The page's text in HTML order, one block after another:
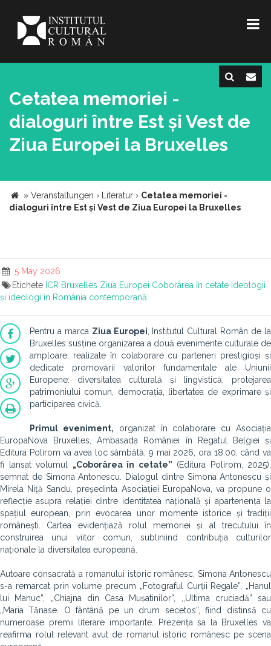
Cetatea memoriei -
dialoguri între Est și Vest de
Ziua Europei la Bruxelles
» Veranstaltungen › Literatur › Cetatea memoriei -
dialoguri între Est și Vest de Ziua Europei la Bruxelles
5 May 2026
Etichete ICR Bruxelles Ziua Europei Coborârea în cetate Ideologii
și ideologi în România contemporană
Pentru a marca Ziua Europei , Institutul Cultural Român de la
Bruxelles susține organizarea a două evenimente culturale de
amploare, realizate în colaborare cu parteneri prestigioși și
dedicate promovării valorilor fundamentale ale Uniunii
Europene: diversitatea culturală și lingvistică, protejarea
patrimoniului comun, democrația, libertatea de exprimare și
participarea civică.
Primul eveniment, organizat în colaborare cu Asociația
EuropaNova Bruxelles, Ambasada României în Regatul Belgiei și
Editura Polirom va avea loc sâmbătă, 9 mai 2026, ora 18.00, când va
fi lansat volumul „Coborârea în cetate” (Editura Polirom, 2025),
semnat de Simona Antonescu. Dialogul dintre Simona Antonescu și
Mirela Niță Sandu, președinta Asociației EuropaNova, va propune o
reflecție asupra relației dintre identitatea națională și apartenența la
spațiul european, prin evocarea unor momente istorice și tradiții
românești. Cartea evidențiază rolul memoriei și al trecutului în
construirea unui viitor comun, subliniind contribuția culturilor
naționale la diversitatea europeană.
Autoare consacrată a romanului istoric românesc, Simona Antonescu
s-a remarcat prin volume precum „Fotograful Curții Regale”, „Hanul
lui Manuc”, „Chiajna din Casa Mușatinilor”, ,,Ultima cruciadă” sau
„Maria Tănase. O fântână pe un drum secetos”, fiind distinsă cu
numeroase premii literare importante. Prezența sa la Bruxelles va
reafirma rolul relevant avut de romanul istoric românesc pe scena